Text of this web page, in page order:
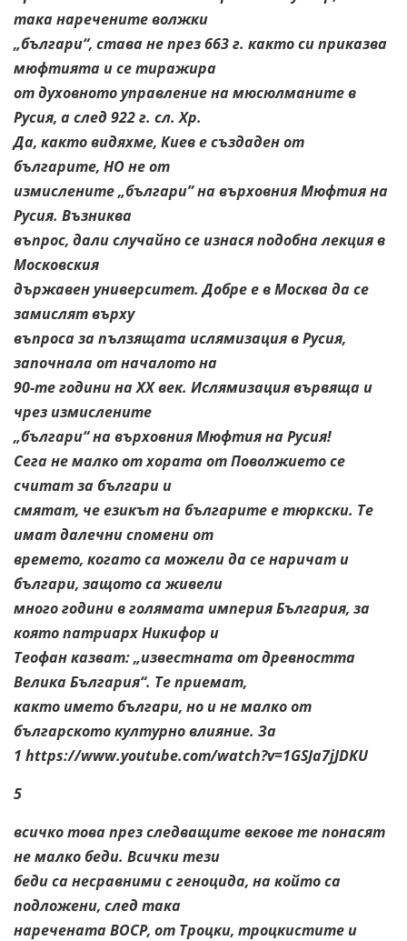
така наречените волжки
„българи“, става не през 663 г. както си приказва
мюфтията и се тиражира
от духовното управление на мюсюлманите в
Русия, а след 922 г. сл. Хр.
Да, както видяхме, Киев е създаден от
българите, НО не от
измислените „българи” на върховния Мюфтия на
Русия. Възниква
въпрос, дали случайно се изнася подобна лекция в
Московския
държавен университет. Добре е в Москва да се
замислят върху
въпроса за пълзящата ислямизация в Русия,
започнала от началото на
90-те години на ХХ век. Ислямизация вървяща и
чрез измислените
„българи“ на върховния Мюфтия на Русия!
Сега не малко от хората от Поволжието се
считат за българи и
смятат, че езикът на българите е тюркски. Те
имат далечни спомени от
времето, когато са можели да се наричат и
българи, защото са живели
много години в голямата империя България, за
която патриарх Никифор и
Теофан казват: „известната от древността
Велика България“. Те приемат,
както името българи, но и не малко от
българското културно влияние. За
1 https://www.youtube.com/watch?v=1GSJa7jJDKU
5
всичко това през следващите векове те понасят
не малко беди. Всички тези
беди са несравними с геноцида, на който са
подложени, след така
наречената ВОСР, от Троцки, троцкистите и